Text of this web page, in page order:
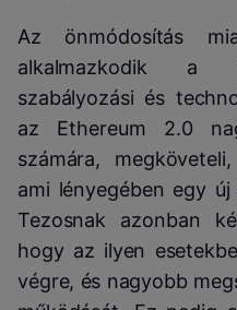
Az önmódosítás
alkalmazkodik a
szabályozási és
az Ethereum 2.0
számára,
ami lényegében egy
Tezosnak azonban
hogy az ilyen
végre, és nagyobb